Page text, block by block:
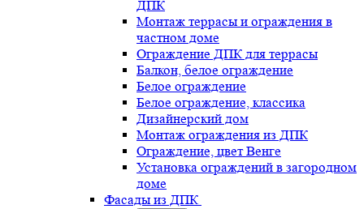
ДПК
Монтаж террасы и ограждения в
частном доме
Ограждение ДПК для террасы
Балкон, белое ограждение
Белое ограждение
Белое ограждение, классика
Дизайнерский дом
Монтаж ограждения из ДПК
Ограждение, цвет Венге
Установка ограждений в загородном
доме
Фасады из ДПК